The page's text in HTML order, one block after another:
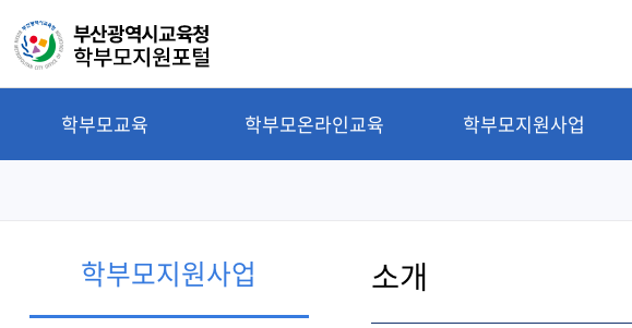
학부모교육 학부모온라인교육 학부모지원사업
학부모지원사업 소개